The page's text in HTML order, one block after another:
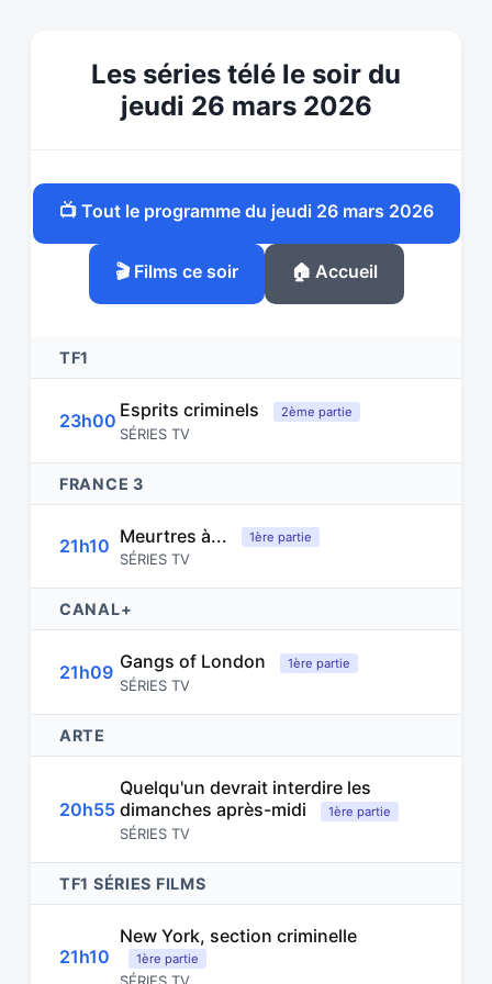
Les séries télé le soir du
jeudi 26 mars 2026
📺 Tout le programme du jeudi 26 mars 2026
🎬 Films ce soir 🏠 Accueil
TF1
23h00 Esprits criminels 2ème partie
SÉRIES TV
FRANCE 3
21h10 Meurtres à... 1ère partie
SÉRIES TV
CANAL+
21h09 Gangs of London 1ère partie
SÉRIES TV
ARTE
20h55
Quelqu'un devrait interdire les
dimanches après-midi
1ère partie
SÉRIES TV
TF1 SÉRIES FILMS
21h10
New York, section criminelle
1ère partie